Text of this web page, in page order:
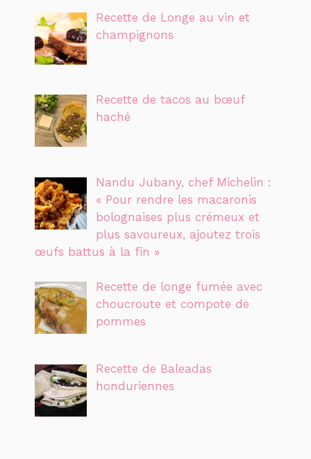
Recette de Longe au vin et
champignons
Recette de tacos au bœuf
haché
Nandu Jubany, chef Michelin :
« Pour rendre les macaronis
bolognaises plus crémeux et
plus savoureux, ajoutez trois
œufs battus à la fin »
Recette de longe fumée avec
choucroute et compote de
pommes
Recette de Baleadas
honduriennes